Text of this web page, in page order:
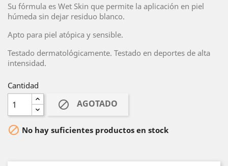
Su fórmula es Wet Skin que permite la aplicación en piel
húmeda sin dejar residuo blanco.
Apto para piel atópica y sensible.
Testado dermatológicamente. Testado en deportes de alta
intensidad.
Cantidad
 AGOTADO
 No hay suficientes productos en stock